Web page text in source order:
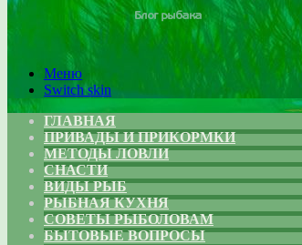
Меню
Switch skin
ГЛАВНАЯ
ПРИВАДЫ И ПРИКОРМКИ
МЕТОДЫ ЛОВЛИ
СНАСТИ
ВИДЫ РЫБ
РЫБНАЯ КУХНЯ
СОВЕТЫ РЫБОЛОВАМ
БЫТОВЫЕ ВОПРОСЫ